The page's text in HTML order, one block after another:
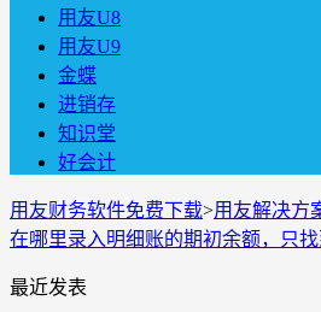
用友U8
用友U9
金蝶
进销存
知识堂
好会计
用友财务软件免费下载>用友解决方
在哪里录入明细账的期初余额，只找
最近发表